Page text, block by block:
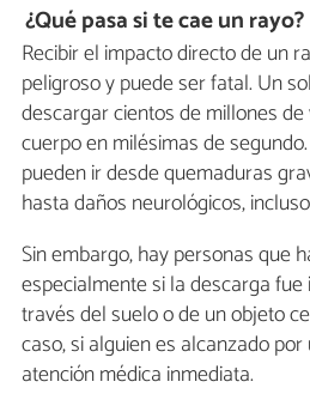
¿Qué pasa si te cae un rayo?
Recibir el impacto directo de un
peligroso y puede ser fatal. Un
descargar cientos de millones
cuerpo en milésimas de
pueden ir desde quemaduras
hasta daños neurológicos,
Sin embargo, hay personas que
especialmente si la descarga
través del suelo o de un objeto
caso, si alguien es alcanzado
atención médica inmediata.